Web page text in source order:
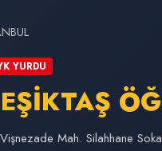
YURDU
Mah. Silahhane